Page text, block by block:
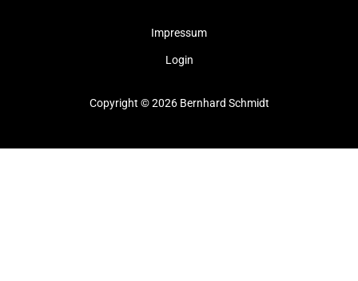
Impressum
Login
Copyright © 2026 Bernhard Schmidt